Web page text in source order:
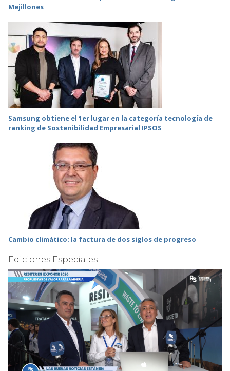
Mejillones
Samsung obtiene el 1er lugar en la categoría tecnología de
ranking de Sostenibilidad Empresarial IPSOS
Cambio climático: la factura de dos siglos de progreso
Ediciones Especiales